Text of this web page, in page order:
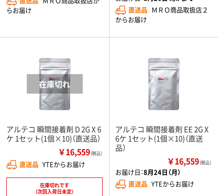
らお届け
直送品 ＭＲＯ商品取扱店２
からお届け
アルテコ 瞬間接着剤 D 2G X 6
ケ 1セット(1個×10)（直送品）
￥16,559（税込）
直送品 YTEからお届け
在庫切れです
（次回入荷日未定）
アルテコ 瞬間接着剤 EE 2G X
6ケ 1セット(1個×10)（直送
品）
￥16,559（税込）
お届け日：8月24日（月）
直送品 YTEからお届け